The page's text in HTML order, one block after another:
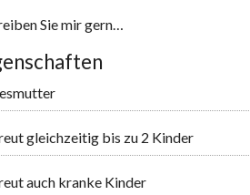
Sie mir gern…
gleichzeitig bis zu 2 Kinder
auch kranke Kinder